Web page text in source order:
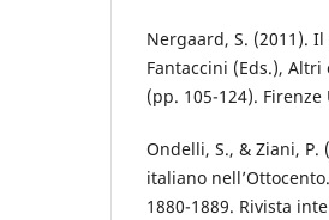
Nergaard, S. (2011).
Fantaccini (Eds.),
(pp. 105-124). Firenze
Ondelli, S., & Ziani,
italiano
1880-1889. Rivista